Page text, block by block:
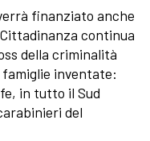
finanziato anche
continua
della criminalità
inventate:
in tutto il Sud
del